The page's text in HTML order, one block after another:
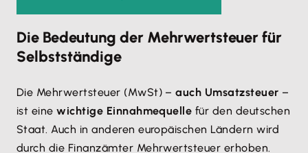
Die Bedeutung der Mehrwertsteuer für
Selbstständige
Die Mehrwertsteuer (MwSt) –auch Umsatzsteuer –
ist einewichtige Einnahmequelle für den deutschen
Staat. Auch in anderen europäischen Ländern wird
durch die Finanzämter Mehrwertsteuer erhoben.